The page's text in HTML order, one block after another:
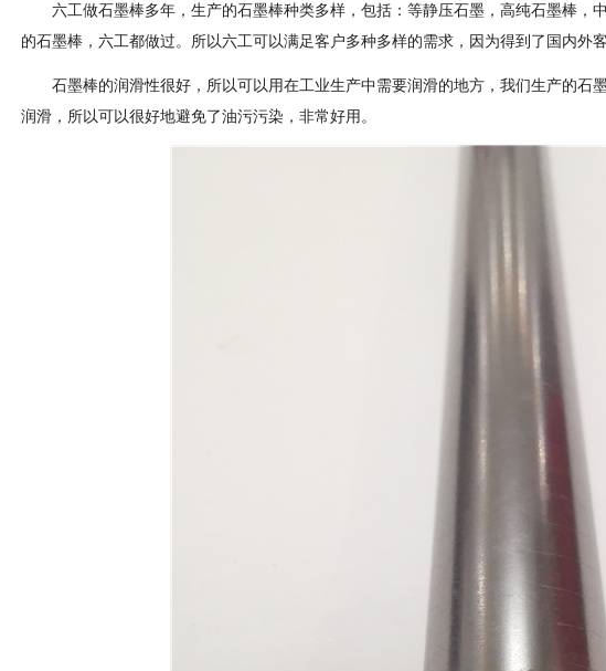
六工做石墨棒多年，生产的石墨棒种类多样，包括：等静压石墨，高纯石墨棒，
的石墨棒，六工都做过。所以六工可以满足客户多种多样的需求，因为得到了国内外
石墨棒的润滑性很好，所以可以用在工业生产中需要润滑的地方，我们生产的石
润滑，所以可以很好地避免了油污污染，非常好用。